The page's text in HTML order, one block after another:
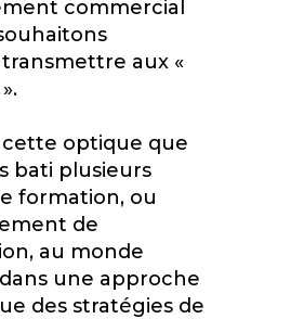
commercial
aux «
cette optique que
bati plusieurs
formation, ou
de
au monde
une approche
des stratégies de